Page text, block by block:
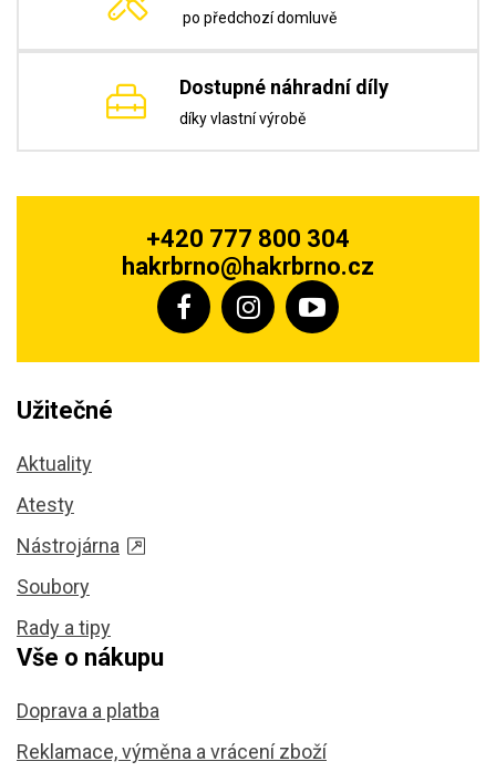
po předchozí domluvě
Dostupné náhradní díly
díky vlastní výrobě
+420 777 800 304
hakrbrno@hakrbrno.cz
Užitečné
Aktuality
Atesty
Nástrojárna
Soubory
Rady a tipy
Vše o nákupu
Doprava a platba
Reklamace, výměna a vrácení zboží